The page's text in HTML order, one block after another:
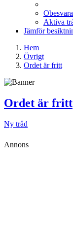
Aktiva
Jämför
Hem
Övrigt
Ordet är fritt
Ordet är fritt
Ny tråd
Annons